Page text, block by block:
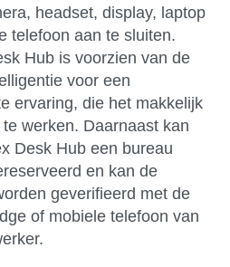
headset, display, laptop
telefoon aan te sluiten.
Hub is voorzien van de
voor een
ervaring, die het makkelijk
werken. Daarnaast kan
Desk Hub een bureau
en kan de
geverifieerd met de
of mobiele telefoon van